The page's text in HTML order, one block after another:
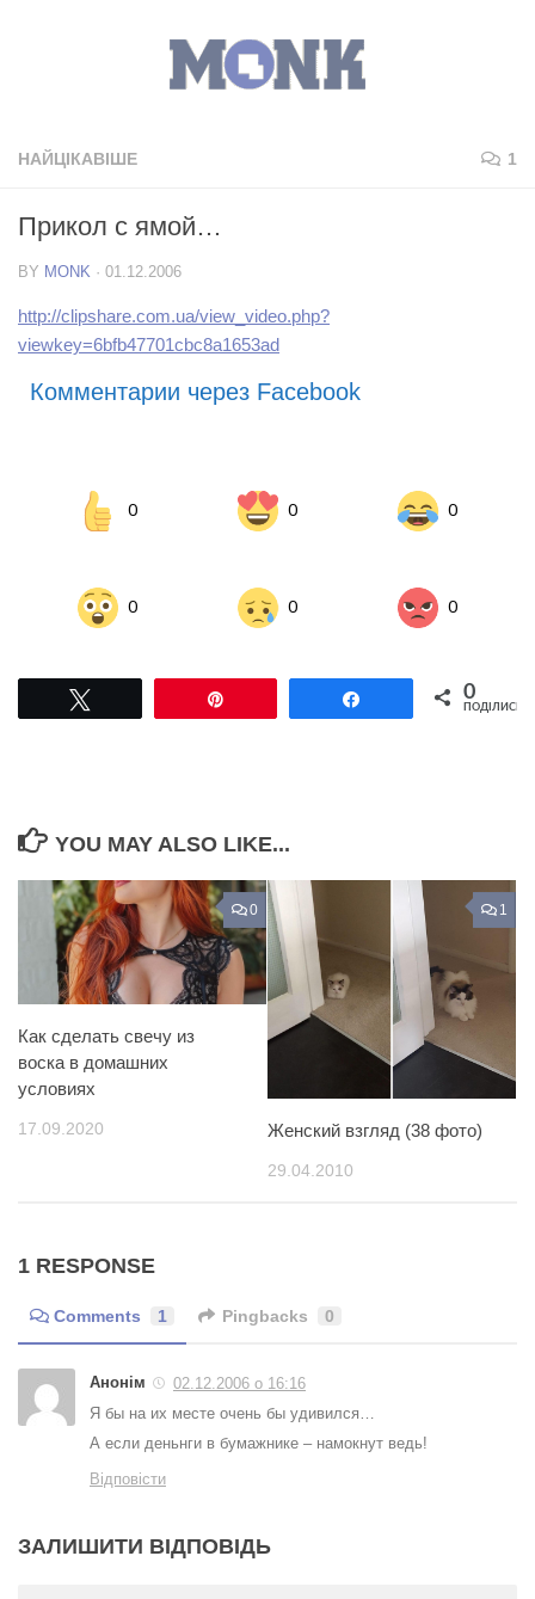
НАЙЦІКАВІШЕ 1
Прикол с ямой…
BY MONK · 01.12.2006
http://clipshare.com.ua/view_video.php?
viewkey=6bfb47701cbc8a1653ad
Комментарии через Facebook
0 0 0
0 0 0
Поділитися0
ПОДІЛИСЬ
YOU MAY ALSO LIKE...
0
Как сделать свечу из
воска в домашних
условиях
17.09.2020
1
Женский взгляд (38 фото)
29.04.2010
1 RESPONSE
Comments 1 Pingbacks 0
Анонім
02.12.2006 о 16:16
Я бы на их месте очень бы удивился…
А если деньнги в бумажнике – намокнут ведь!
Відповісти
ЗАЛИШИТИ ВІДПОВІДЬ